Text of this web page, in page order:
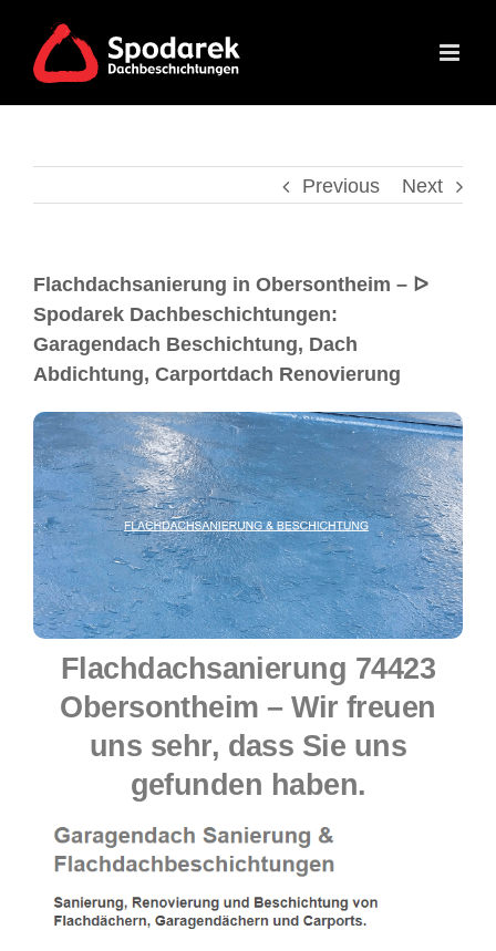
Previous Next
Flachdachsanierung in Obersontheim – ᐅ
Spodarek Dachbeschichtungen:
Garagendach Beschichtung, Dach
Abdichtung, Carportdach Renovierung
Flachdachsanierung 74423
Obersontheim – Wir freuen
uns sehr, dass Sie uns
gefunden haben.